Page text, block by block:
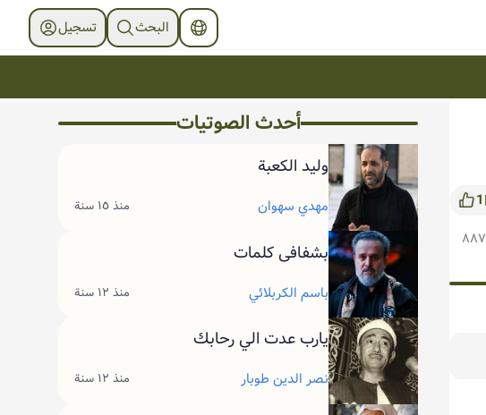
البحث تسجیل
|
1
٨٨٧
أحدث الصوتیات
وليد الکعبة
مهدي سهوان منذ ١٥ سنة
بشفافی کلمات
باسم الكربلائي منذ ١٢ سنة
يارب عدت الي رحابك
نصر الدين طوبار منذ ١٢ سنة